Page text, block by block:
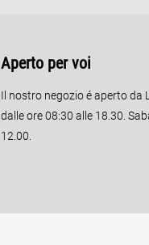
Aperto per voi
Il nostro negozio é aperto da
dalle ore 08:30 alle 18.30.
12.00.